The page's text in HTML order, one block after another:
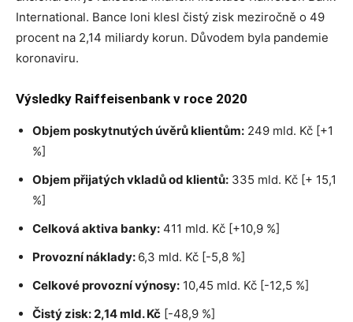
International. Bance loni klesl čistý zisk meziročně o 49
procent na 2,14 miliardy korun. Důvodem byla pandemie
koronaviru.
Výsledky Raiffeisenbank v roce 2020
Objem poskytnutých úvěrů klientům: 249 mld. Kč [+1
%]
Objem přijatých vkladů od klientů: 335 mld. Kč [+ 15,1
%]
Celková aktiva banky: 411 mld. Kč [+10,9 %]
Provozní náklady: 6,3 mld. Kč [-5,8 %]
Celkové provozní výnosy: 10,45 mld. Kč [-12,5 %]
Čistý zisk: 2,14 mld. Kč [-48,9 %]